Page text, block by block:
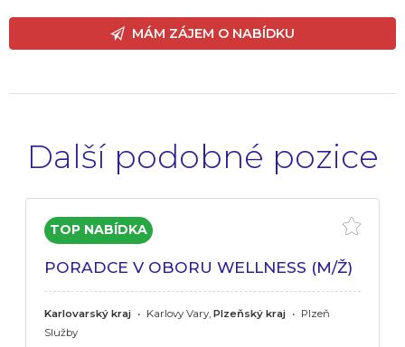
MÁM ZÁJEM O NABÍDKU
Další podobné pozice
PORADCE V OBORU WELLNESS (M/Ž)
Karlovarský kraj • Karlovy Vary, Plzeňský kraj • Plzeň
Služby